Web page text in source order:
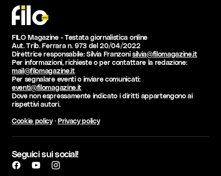
FILO Magazine - Testata giornalistica online
Aut. Trib. Ferrara n. 973 del 20/04/2022
Direttrice responsabile: Silvia Franzonisilvia@filomagazine.it
Per informazioni, richieste o per contattare la redazione:
mail@filomagazine.it
Per segnalare eventi o inviare comunicati:
eventi@filomagazine.it
Dove non espressamente indicato i diritti appartengono ai
rispettivi autori.
Cookie policy·Privacy policy
Seguici sui social!